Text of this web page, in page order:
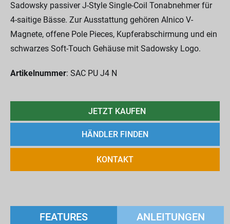
Sadowsky passiver J-Style Single-Coil Tonabnehmer für
4-saitige Bässe. Zur Ausstattung gehören Alnico V-
Magnete, offene Pole Pieces, Kupferabschirmung und ein
schwarzes Soft-Touch Gehäuse mit Sadowsky Logo.
Artikelnummer: SAC PU J4 N
JETZT KAUFEN
HÄNDLER FINDEN
KONTAKT
FEATURES ANLEITUNGEN